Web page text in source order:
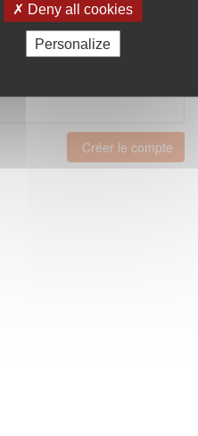
Deny all cookies
Personalize
de confidentialité et je
ou Interne auprès
des pharmaciens au
Créer le compte